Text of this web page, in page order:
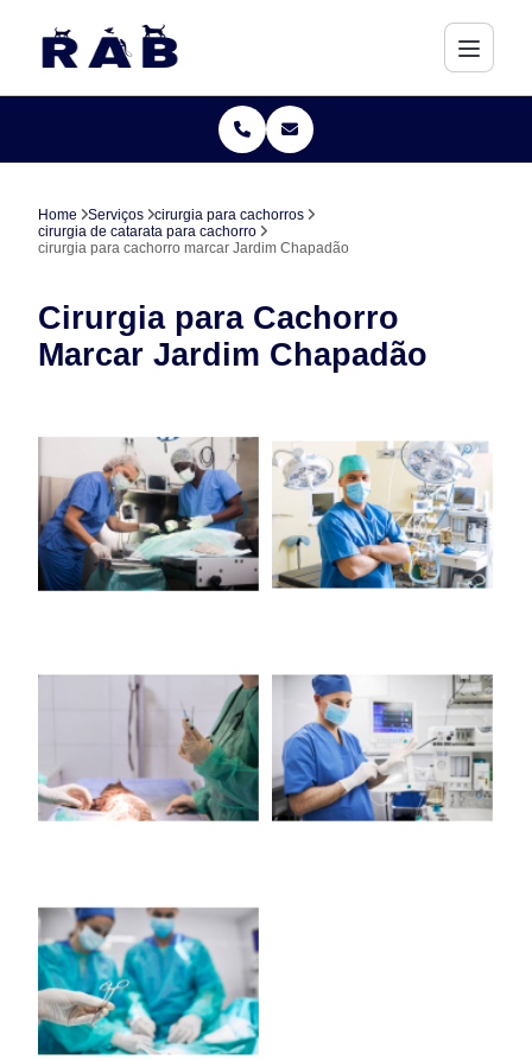
Home Serviços
cirurgia para cachorros
cirurgia de catarata para cachorro
cirurgia para cachorro marcar Jardim Chapadão
Cirurgia para Cachorro
Marcar Jardim Chapadão